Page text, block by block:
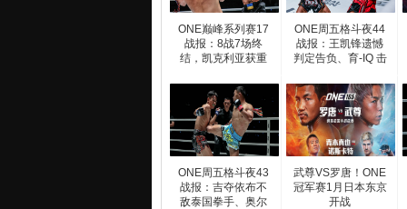
ONE巅峰系列赛17
战报：8战7场终
结，凯克利亚获重
ONE周五格斗夜44
战报：王凯锋遗憾
判定告负、育-IQ 击
ONE周五格斗夜43
战报：吉夺依布不
敌泰国拳手、奥尔
武尊VS罗唐！ONE
冠军赛1月日本东京
开战